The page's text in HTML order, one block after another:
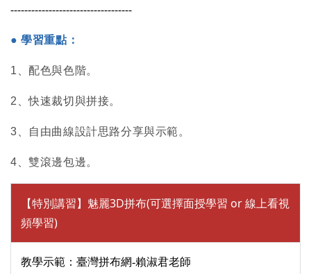
-----------------------------------
● 學習重點：
1、 配色與色階。
2、快速裁切與拼接。
3、自由曲線設計思路分享與示範。
4、雙滾邊包邊。
【特別講習】魅麗3D拼布(可選擇面授學習 or 線上看視
頻學習)
教學示範：臺灣拼布網-賴淑君老師